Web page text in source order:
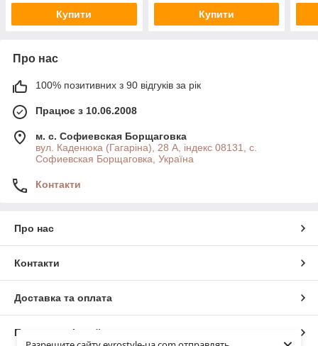
Купити Купити
Про нас
100% позитивних з 90 відгуків за рік
Працює з 10.06.2008
м. с. Софиевская Борщаговка
вул. Каденюка (Гагаріна), 28 А, індекс 08131, с.
Софиевская Борщаговка, Україна
Контакти
Про нас
Контакти
Доставка та оплата
Повна версія сайту